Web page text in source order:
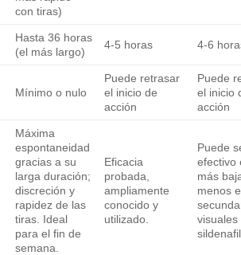
con tiras)
Hasta 36 horas
(el más largo)
4-5 horas 4-6
Mínimo o nulo
Puede retrasar
el inicio de
acción
Puede
el inicio
acción
Máxima
espontaneidad
gracias a su
larga duración;
discreción y
rapidez de las
tiras. Ideal
para el fin de
semana.
Eficacia
probada,
ampliamente
conocido y
utilizado.
Puede
efectivo
más
menos
visuales